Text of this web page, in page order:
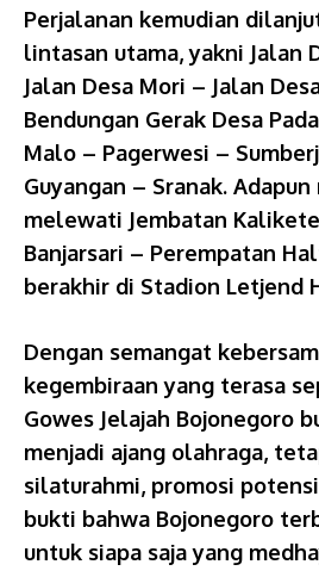
Perjalanan kemudian
lintasan utama, yakni Jalan
Jalan Desa Mori – Jalan
Bendungan Gerak Desa
Malo – Pagerwesi –
Guyangan – Sranak.
melewati Jembatan
Banjarsari – Perempatan
berakhir di Stadion Letjend
Dengan semangat
kegembiraan yang terasa
Gowes Jelajah Bojonegoro
menjadi ajang olahraga,
silaturahmi, promosi
bukti bahwa Bojonegoro
untuk siapa saja yang